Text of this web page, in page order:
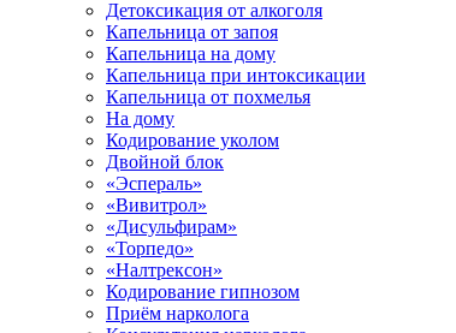
Детоксикация от алкоголя
Капельница от запоя
Капельница на дому
Капельница при интоксикации
Капельница от похмелья
На дому
Кодирование уколом
Двойной блок
«Эспераль»
«Вивитрол»
«Дисульфирам»
«Торпедо»
«Налтрексон»
Кодирование гипнозом
Приём нарколога